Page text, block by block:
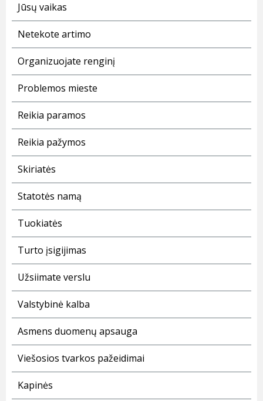
Jūsų vaikas
Netekote artimo
Organizuojate renginį
Problemos mieste
Reikia paramos
Reikia pažymos
Skiriatės
Statotės namą
Tuokiatės
Turto įsigijimas
Užsiimate verslu
Valstybinė kalba
Asmens duomenų apsauga
Viešosios tvarkos pažeidimai
Kapinės